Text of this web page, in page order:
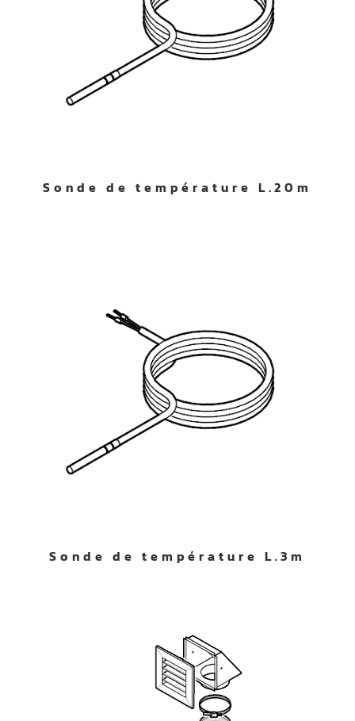
Sonde de température L.20m
Sonde de température L.3m